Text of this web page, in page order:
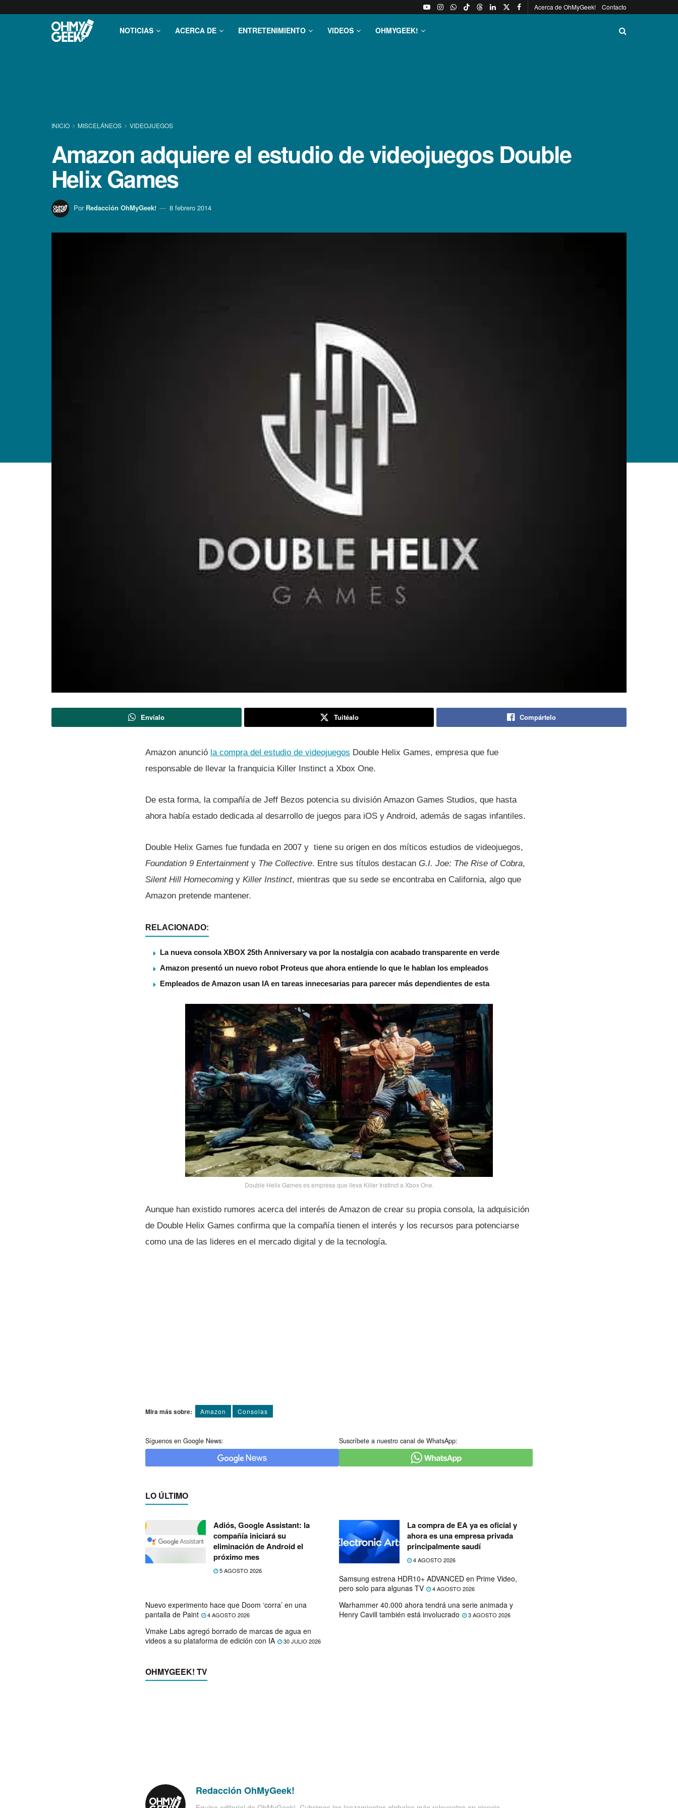
Acerca de OhMyGeek! Contacto
NOTICIAS ACERCA DE ENTRETENIMIENTO VIDEOS OHMYGEEK!
INICIO MISCELÁNEOS VIDEOJUEGOS
Amazon adquiere el estudio de videojuegos Double
Helix Games
Por Redacción OhMyGeek! 8 febrero 2014
Envíalo Tuitéalo Compártelo
Amazon anunció la compra del estudio de videojuegos Double Helix Games, empresa que fue
responsable de llevar la franquicia Killer Instinct a Xbox One.
De esta forma, la compañí­a de Jeff Bezos potencia su división Amazon Games Studios, que hasta
ahora habí­a estado dedicada al desarrollo de juegos para iOS y Android, además de sagas infantiles.
Double Helix Games fue fundada en 2007 y tiene su origen en dos mí­ticos estudios de videojuegos,
Foundation 9 Entertainmenty The Collective. Entre sus tí­tulos destacan G.I. Joe: The Rise of Cobra,
Silent Hill Homecomingy Killer Instinct, mientras que su sede se encontraba en California, algo que
Amazon pretende mantener.
RELACIONADO:
La nueva consola XBOX 25th Anniversary va por la nostalgia con acabado transparente en verde
Amazon presentó un nuevo robot Proteus que ahora entiende lo que le hablan los empleados
Empleados de Amazon usan IA en tareas innecesarias para parecer más dependientes de esta
Double Helix Games es empresa que lleva Killer Instinct a Xbox One.
Aunque han existido rumores acerca del interés de Amazon de crear su propia consola, la adquisición
de Double Helix Games confirma que la compañí­a tienen el interés y los recursos para potenciarse
como una de las lideres en el mercado digital y de la tecnologí­a.
Mira más sobre: Amazon Consolas
Síguenos en Google News: Suscríbete a nuestro canal de WhatsApp:
LO ÚLTIMO
Adiós, Google Assistant: la
compañía iniciará su
eliminación de Android el
próximo mes
5 AGOSTO 2026
La compra de EA ya es oficial y
ahora es una empresa privada
principalmente saudí
4 AGOSTO 2026
Samsung estrena HDR10+ ADVANCED en Prime Video,
pero solo para algunas TV
4 AGOSTO 2026
Nuevo experimento hace que Doom ‘corra’ en una
pantalla de Paint
4 AGOSTO 2026
Warhammer 40.000 ahora tendrá una serie animada y
Henry Cavill también está involucrado
3 AGOSTO 2026
Vmake Labs agregó borrado de marcas de agua en
videos a su plataforma de edición con IA
30 JULIO 2026
OHMYGEEK! TV
Redacción OhMyGeek!